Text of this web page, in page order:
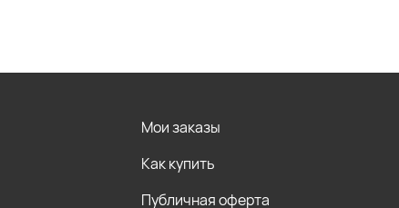
Мои заказы
Как купить
Публичная оферта